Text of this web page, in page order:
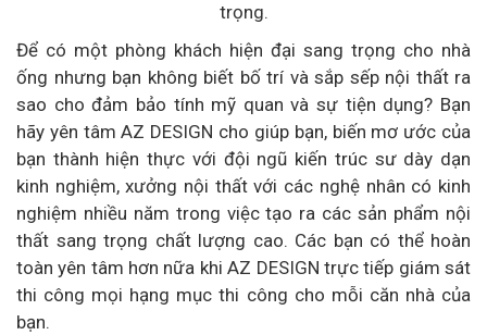
trọng.
Để có một phòng khách hiện đại sang trọng cho nhà
ống nhưng bạn không biết bố trí và sắp sếp nội thất ra
sao cho đảm bảo tính mỹ quan và sự tiện dụng? Bạn
hãy yên tâm AZ DESIGN cho giúp bạn, biến mơ ước của
bạn thành hiện thực với đội ngũ kiến trúc sư dày dạn
kinh nghiệm, xưởng nội thất với các nghệ nhân có kinh
nghiệm nhiều năm trong việc tạo ra các sản phẩm nội
thất sang trọng chất lượng cao. Các bạn có thể hoàn
toàn yên tâm hơn nữa khi AZ DESIGN trực tiếp giám sát
thi công mọi hạng mục thi công cho mỗi căn nhà của
bạn.